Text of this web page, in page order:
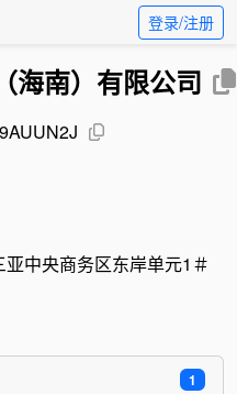
登录/注册
海南）有限公司
中央商务区东岸单元1＃
1